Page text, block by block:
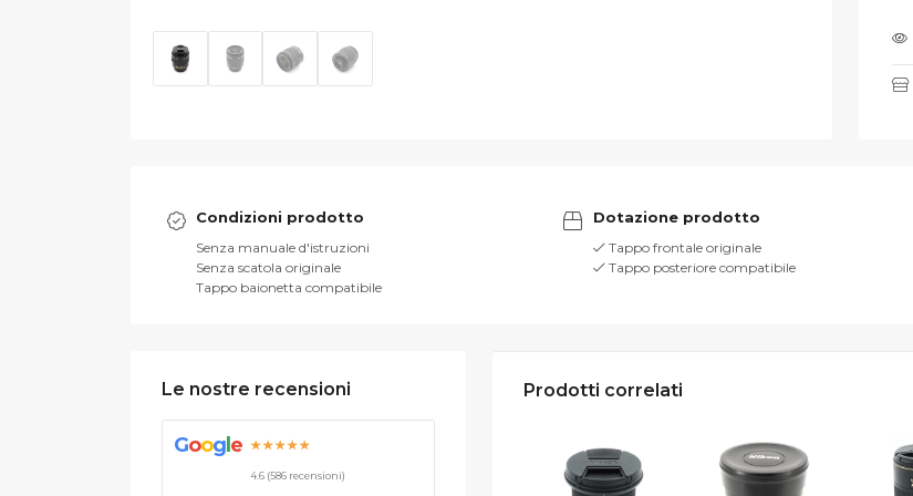
Condizioni prodotto
Senza manuale d'istruzioni
Senza scatola originale
Tappo baionetta compatibile
Dotazione prodotto
Tappo frontale originale
Tappo posteriore compatibile
Le nostre recensioni
Googl e ★★★★★
4.6 (586 recensioni)
Prodotti correlati